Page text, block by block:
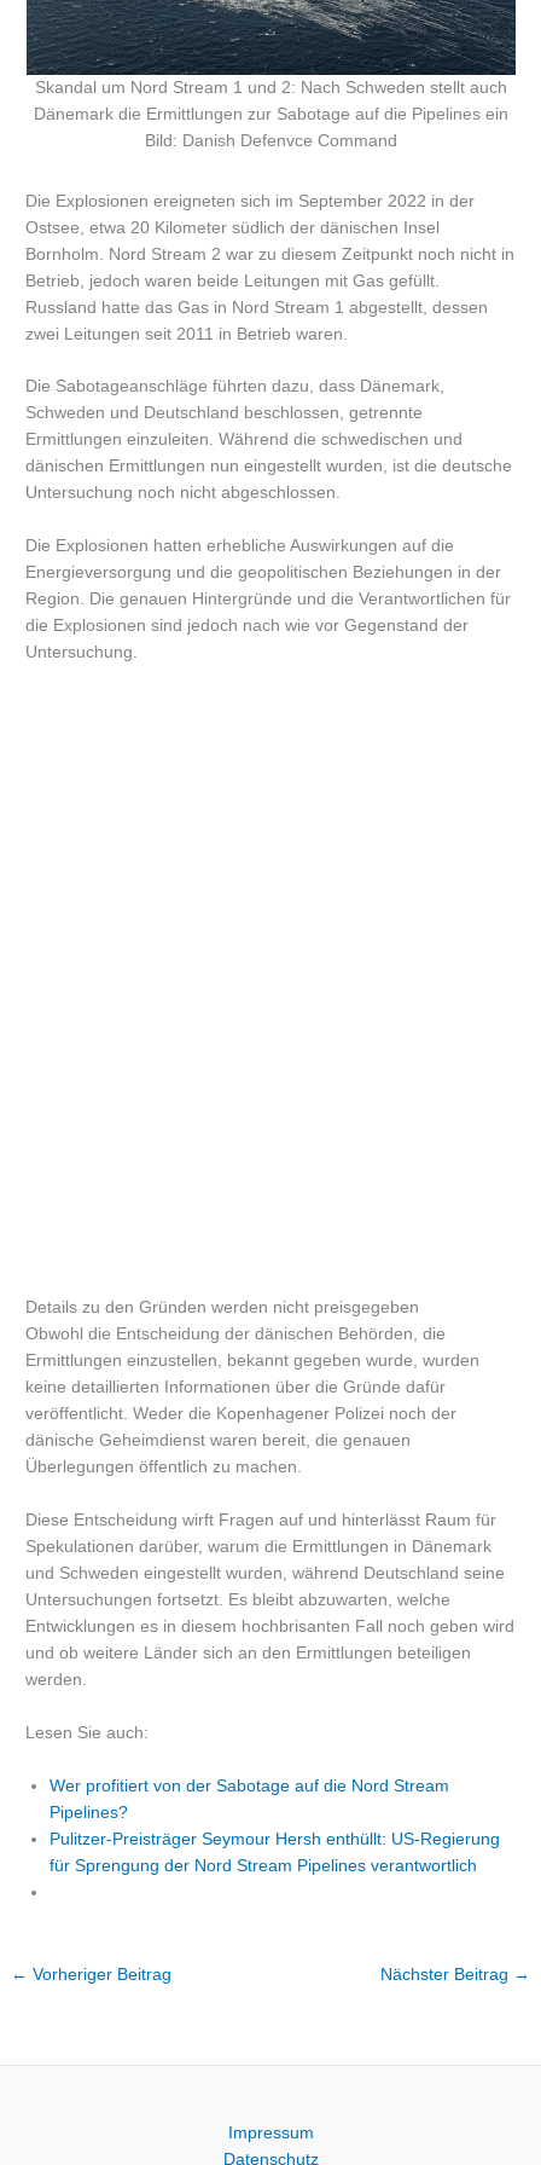
Skandal um Nord Stream 1 und 2: Nach Schweden stellt auch
Dänemark die Ermittlungen zur Sabotage auf die Pipelines ein
Bild: Danish Defenvce Command
Die Explosionen ereigneten sich im September 2022 in der
Ostsee, etwa 20 Kilometer südlich der dänischen Insel
Bornholm. Nord Stream 2 war zu diesem Zeitpunkt noch nicht in
Betrieb, jedoch waren beide Leitungen mit Gas gefüllt.
Russland hatte das Gas in Nord Stream 1 abgestellt, dessen
zwei Leitungen seit 2011 in Betrieb waren.
Die Sabotageanschläge führten dazu, dass Dänemark,
Schweden und Deutschland beschlossen, getrennte
Ermittlungen einzuleiten. Während die schwedischen und
dänischen Ermittlungen nun eingestellt wurden, ist die deutsche
Untersuchung noch nicht abgeschlossen.
Die Explosionen hatten erhebliche Auswirkungen auf die
Energieversorgung und die geopolitischen Beziehungen in der
Region. Die genauen Hintergründe und die Verantwortlichen für
die Explosionen sind jedoch nach wie vor Gegenstand der
Untersuchung.
Details zu den Gründen werden nicht preisgegeben
Obwohl die Entscheidung der dänischen Behörden, die
Ermittlungen einzustellen, bekannt gegeben wurde, wurden
keine detaillierten Informationen über die Gründe dafür
veröffentlicht. Weder die Kopenhagener Polizei noch der
dänische Geheimdienst waren bereit, die genauen
Überlegungen öffentlich zu machen.
Diese Entscheidung wirft Fragen auf und hinterlässt Raum für
Spekulationen darüber, warum die Ermittlungen in Dänemark
und Schweden eingestellt wurden, während Deutschland seine
Untersuchungen fortsetzt. Es bleibt abzuwarten, welche
Entwicklungen es in diesem hochbrisanten Fall noch geben wird
und ob weitere Länder sich an den Ermittlungen beteiligen
werden.
Lesen Sie auch:
Wer profitiert von der Sabotage auf die Nord Stream
Pipelines?
Pulitzer-Preisträger Seymour Hersh enthüllt: US-Regierung
für Sprengung der Nord Stream Pipelines verantwortlich
← Vorheriger Beitrag Nächster Beitrag →
Impressum
Datenschutz